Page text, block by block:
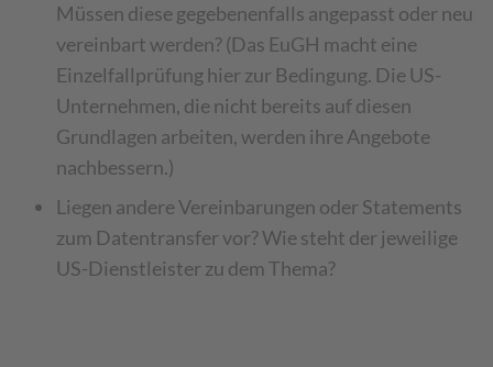
Müssen diese gegebenenfalls angepasst oder neu
vereinbart werden? (Das EuGH macht eine
Einzelfallprüfung hier zur Bedingung. Die US-
Unternehmen, die nicht bereits auf diesen
Grundlagen arbeiten, werden ihre Angebote
nachbessern.)
Liegen andere Vereinbarungen oder Statements
zum Datentransfer vor? Wie steht der jeweilige
US-Dienstleister zu dem Thema?